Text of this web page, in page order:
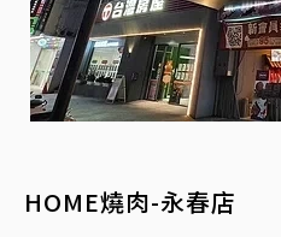
HOME燒肉-永春店